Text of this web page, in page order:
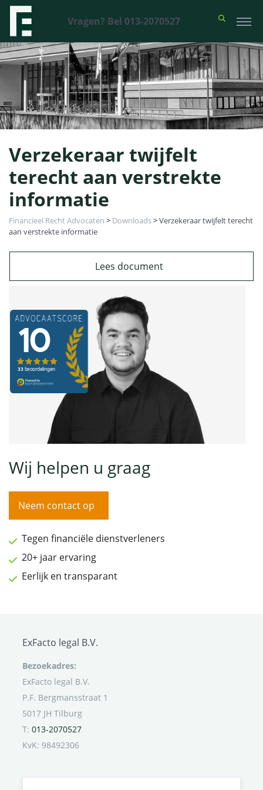
Vragen? Bel 013-2070527
Verzekeraar twijfelt
terecht aan verstrekte
informatie
Financieel Recht Advocaten > Downloads>Verzekeraar twijfelt terecht
aan verstrekte informatie
Lees document
Wij helpen u graag
Neem contact op
Tegen financiële dienstverleners
20+ jaar ervaring
Eerlijk en transparant
ExFacto legal B.V.
Bezoekadres:
ExFacto legal B.V.
P.F. Bergmansstraat 1
5017 JH Tilburg
T: 013-2070527
KvK: 98492306